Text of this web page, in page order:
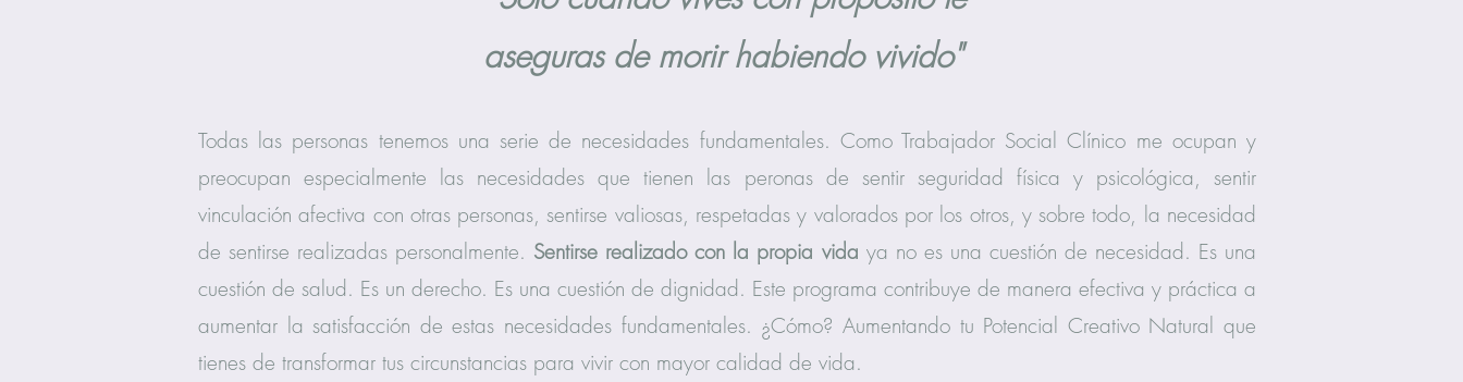
aseguras de morir habiendo vivido"
Todas las personas tenemos una serie de necesidades fundamentales. Como Trabajador Social Clínico me ocupan y
preocupan especialmente las necesidades que tienen las peronas de sentir seguridad física y psicológica, sentir
vinculación afectiva con otras personas, sentirse valiosas, respetadas y valorados por los otros, y sobre todo, la necesidad
de sentirse realizadas personalmente. Sentirse realizado con la propia vida ya no es una cuestión de necesidad. Es una
cuestión de salud. Es un derecho. Es una cuestión de dignidad. Este programa contribuye de manera efectiva y práctica a
aumentar la satisfacción de estas necesidades fundamentales. ¿Cómo? Aumentando tu Potencial Creativo Natural que
tienes de transformar tus circunstancias para vivir con mayor calidad de vida.